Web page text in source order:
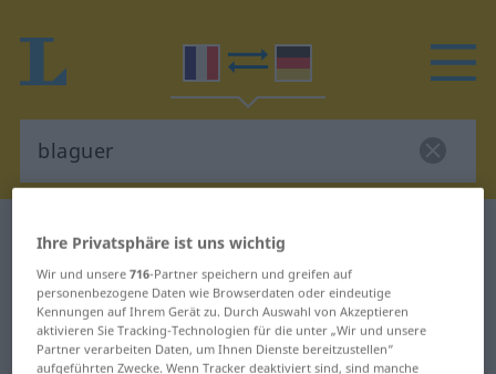
Französisch-Deutsch Wörterbuch
Französisch-Deutsch Übersetzung
für "blaguer"
Ihre Privatsphäre ist uns wichtig
Wir und unsere716-Partner speichern und greifen auf
personenbezogene Daten wie Browserdaten oder eindeutige
Kennungen auf Ihrem Gerät zu. Durch Auswahl von Akzeptieren
aktivieren Sie Tracking-Technologien für die unter „Wir und unsere
Partner verarbeiten Daten, um Ihnen Dienste bereitzustellen“
aufgeführten Zwecke. Wenn Tracker deaktiviert sind, sind manche